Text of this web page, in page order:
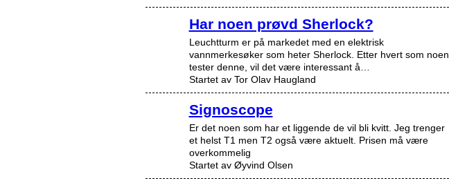
Har noen prøvd Sherlock?
Leuchtturm er på markedet med en elektrisk
vannmerkesøker som heter Sherlock. Etter hvert som noen
tester denne, vil det være interessant å…
Startet av Tor Olav Haugland
Signoscope
Er det noen som har et liggende de vil bli kvitt. Jeg trenger
et helst T1 men T2 også være aktuelt. Prisen må være
overkommelig
Startet av Øyvind Olsen